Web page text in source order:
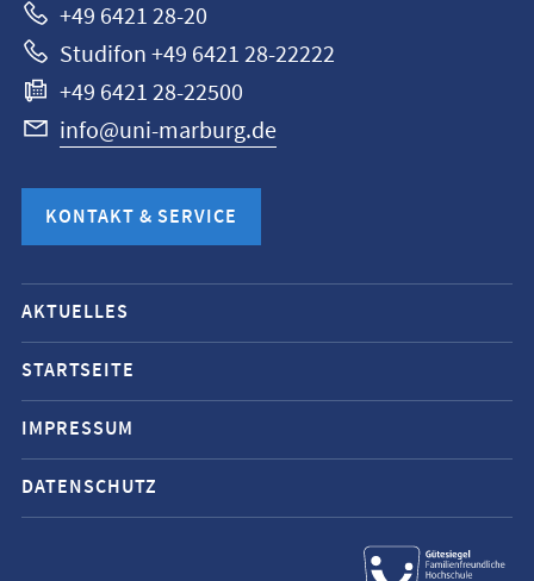
+49 6421 28-20
Studifon +49 6421 28-22222
+49 6421 28-22500
info@uni-marburg.de
KONTAKT & SERVICE
Mobile-
Service-
Navigation
und
Social
Media
Kontakte
AKTUELLES
STARTSEITE
IMPRESSUM
DATENSCHUTZ